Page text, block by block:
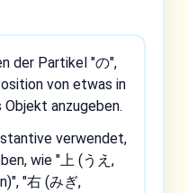
der Partikel "の",
von etwas in
anzugeben.
verwendet,
wie "上 (うえ,
"右 (みぎ,